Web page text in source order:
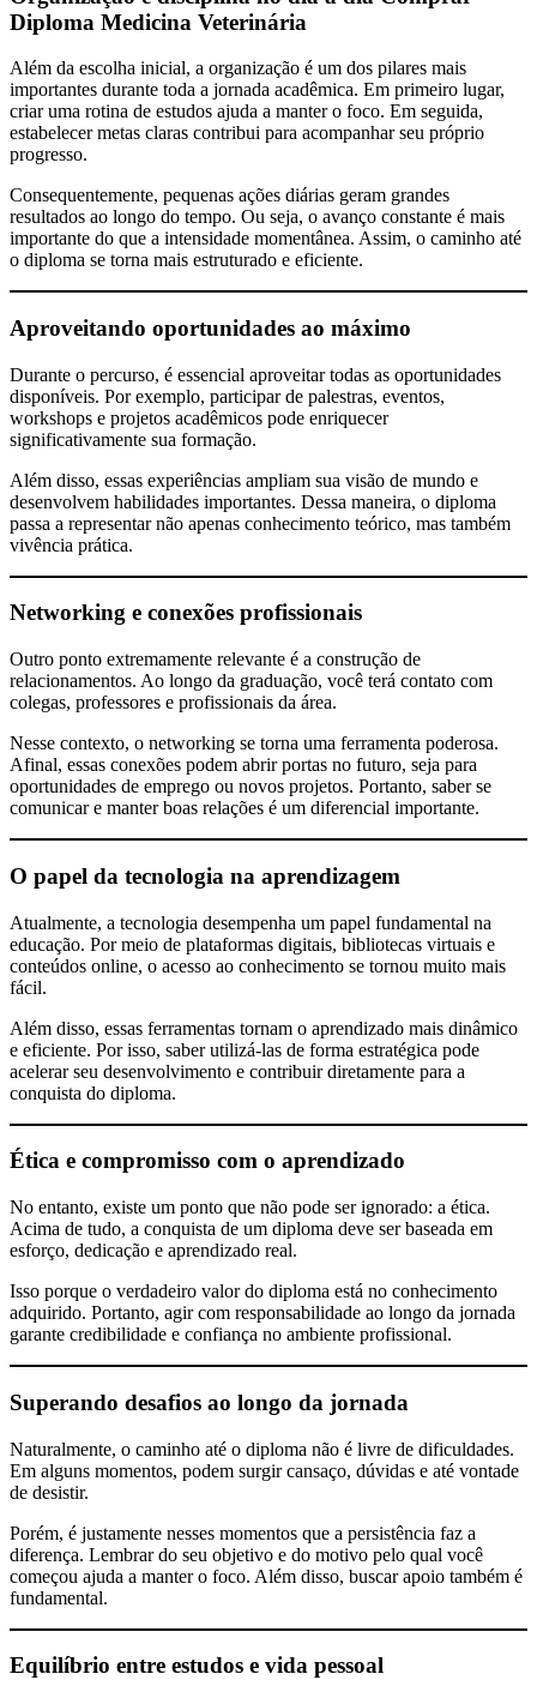
Diploma Medicina Veterinária
Além da escolha inicial, a organização é um dos pilares mais
importantes durante toda a jornada acadêmica. Em primeiro lugar,
criar uma rotina de estudos ajuda a manter o foco. Em seguida,
estabelecer metas claras contribui para acompanhar seu próprio
progresso.
Consequentemente, pequenas ações diárias geram grandes
resultados ao longo do tempo. Ou seja, o avanço constante é mais
importante do que a intensidade momentânea. Assim, o caminho até
o diploma se torna mais estruturado e eficiente.
Aproveitando oportunidades ao máximo
Durante o percurso, é essencial aproveitar todas as oportunidades
disponíveis. Por exemplo, participar de palestras, eventos,
workshops e projetos acadêmicos pode enriquecer
significativamente sua formação.
Além disso, essas experiências ampliam sua visão de mundo e
desenvolvem habilidades importantes. Dessa maneira, o diploma
passa a representar não apenas conhecimento teórico, mas também
vivência prática.
Networking e conexões profissionais
Outro ponto extremamente relevante é a construção de
relacionamentos. Ao longo da graduação, você terá contato com
colegas, professores e profissionais da área.
Nesse contexto, o networking se torna uma ferramenta poderosa.
Afinal, essas conexões podem abrir portas no futuro, seja para
oportunidades de emprego ou novos projetos. Portanto, saber se
comunicar e manter boas relações é um diferencial importante.
O papel da tecnologia na aprendizagem
Atualmente, a tecnologia desempenha um papel fundamental na
educação. Por meio de plataformas digitais, bibliotecas virtuais e
conteúdos online, o acesso ao conhecimento se tornou muito mais
fácil.
Além disso, essas ferramentas tornam o aprendizado mais dinâmico
e eficiente. Por isso, saber utilizá-las de forma estratégica pode
acelerar seu desenvolvimento e contribuir diretamente para a
conquista do diploma.
Ética e compromisso com o aprendizado
No entanto, existe um ponto que não pode ser ignorado: a ética.
Acima de tudo, a conquista de um diploma deve ser baseada em
esforço, dedicação e aprendizado real.
Isso porque o verdadeiro valor do diploma está no conhecimento
adquirido. Portanto, agir com responsabilidade ao longo da jornada
garante credibilidade e confiança no ambiente profissional.
Superando desafios ao longo da jornada
Naturalmente, o caminho até o diploma não é livre de dificuldades.
Em alguns momentos, podem surgir cansaço, dúvidas e até vontade
de desistir.
Porém, é justamente nesses momentos que a persistência faz a
diferença. Lembrar do seu objetivo e do motivo pelo qual você
começou ajuda a manter o foco. Além disso, buscar apoio também é
fundamental.
Equilíbrio entre estudos e vida pessoal